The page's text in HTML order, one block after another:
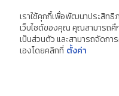
เราใช้คุกกี้เพื่อพัฒนาประสิทธิ
เว็บไซต์ของคุณ คุณสามารถศึ
เป็นส่วนตัว และสามารถจัดก
เองโดยคลิกที่ ตั้งค่า